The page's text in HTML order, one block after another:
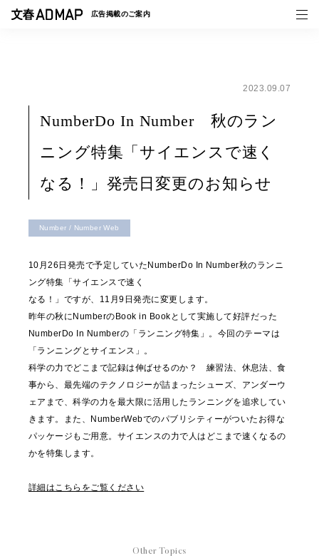
広告掲載のご案内
トピックス
2023.09.07
NumberDo In Number 秋のラン
ニング特集「サイエンスで速く
なる！」発売日変更のお知らせ
Number / Number Web
10月26日発売で予定していたNumberDo In Number秋のランニ
ング特集「サイエンスで速く
なる！」ですが、11月9日発売に変更します。
昨年の秋にNumberのBook in Bookとして実施して好評だった
NumberDo In Numberの「ランニング特集」。今回のテーマは
「ランニングとサイエンス」。
科学の力でどこまで記録は伸ばせるのか？ 練習法、休息法、食
事から、最先端のテクノロジーが詰まったシューズ、アンダーウ
ェアまで、科学の力を最大限に活用したランニングを追求してい
きます。また、NumberWebでのパブリシティーがついたお得な
パッケージもご用意。サイエンスの力で人はどこまで速くなるの
かを特集します。
詳細はこちらをご覧ください
Other Topics